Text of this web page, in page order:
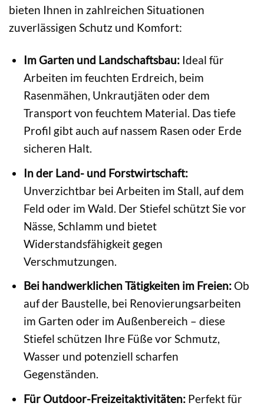
bieten Ihnen in zahlreichen Situationen
zuverlässigen Schutz und Komfort:
Im Garten und Landschaftsbau:Ideal für
Arbeiten im feuchten Erdreich, beim
Rasenmähen, Unkrautjäten oder dem
Transport von feuchtem Material. Das tiefe
Profil gibt auch auf nassem Rasen oder Erde
sicheren Halt.
In der Land- und Forstwirtschaft:
Unverzichtbar bei Arbeiten im Stall, auf dem
Feld oder im Wald. Der Stiefel schützt Sie vor
Nässe, Schlamm und bietet
Widerstandsfähigkeit gegen
Verschmutzungen.
Bei handwerklichen Tätigkeiten im Freien:Ob
auf der Baustelle, bei Renovierungsarbeiten
im Garten oder im Außenbereich – diese
Stiefel schützen Ihre Füße vor Schmutz,
Wasser und potenziell scharfen
Gegenständen.
Für Outdoor-Freizeitaktivitäten:Perfekt für